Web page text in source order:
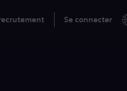
Se connecter